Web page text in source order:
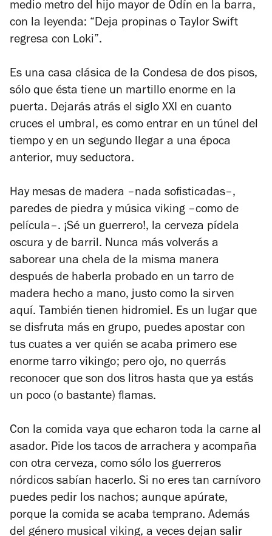
medio metro del hijo mayor de Odín en la barra,
con la leyenda: “Deja propinas o Taylor Swift
regresa con Loki”.
Es una casa clásica de la Condesa de dos pisos,
sólo que ésta tiene un martillo enorme en la
puerta. Dejarás atrás el siglo XXI en cuanto
cruces el umbral, es como entrar en un túnel del
tiempo y en un segundo llegar a una época
anterior, muy seductora.
Hay mesas de madera –nada sofisticadas–,
paredes de piedra y música viking –como de
película–. ¡Sé un guerrero!, la cerveza pídela
oscura y de barril. Nunca más volverás a
saborear una chela de la misma manera
después de haberla probado en un tarro de
madera hecho a mano, justo como la sirven
aquí. También tienen hidromiel. Es un lugar que
se disfruta más en grupo, puedes apostar con
tus cuates a ver quién se acaba primero ese
enorme tarro vikingo; pero ojo, no querrás
reconocer que son dos litros hasta que ya estás
un poco (o bastante) flamas.
Con la comida vaya que echaron toda la carne al
asador. Pide los tacos de arrachera y acompaña
con otra cerveza, como sólo los guerreros
nórdicos sabían hacerlo. Si no eres tan carnívoro
puedes pedir los nachos; aunque apúrate,
porque la comida se acaba temprano. Además
del género musical viking, a veces dejan salir